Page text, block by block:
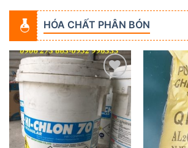
HÓA CHẤT PHÂN BÓN
Add to
wishlist